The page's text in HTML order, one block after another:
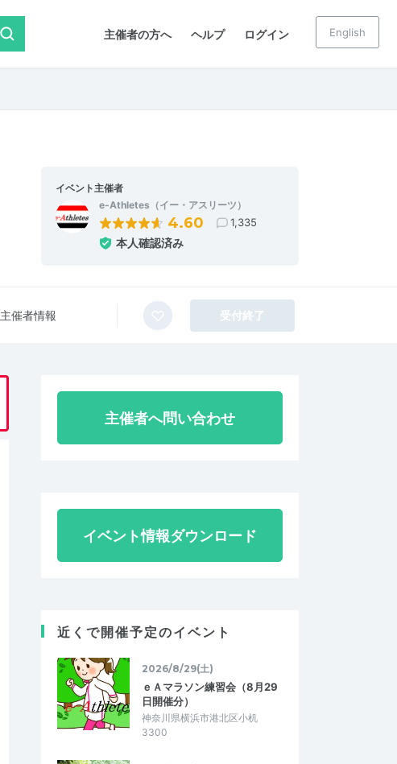
主催者の方へ ヘルプ ログイン English
イベント主催者
e-Athletes（イー・アスリーツ）
4.60 1,335
本人確認済み
主催者情報 受付終了
主催者へ問い合わせ
イベント情報ダウンロード
近くで開催予定のイベント
2026/8/29(土)
ｅＡマラソン練習会（8月29
日開催分）
神奈川県横浜市港北区小机
3300